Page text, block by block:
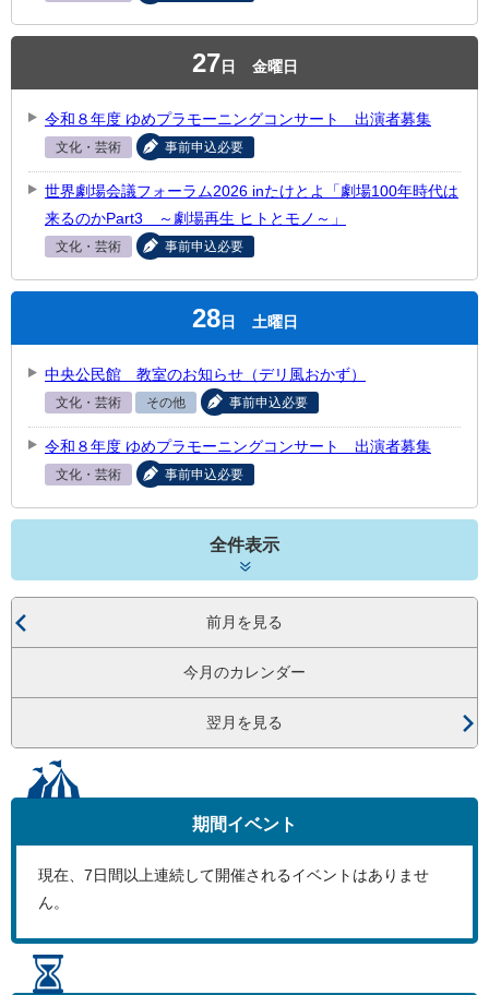
27 日 金曜日
令和８年度 ゆめプラモーニングコンサート 出演者募集
文化・芸術 事前申込必要
世界劇場会議フォーラム2026 inたけとよ「劇場100年時代は
来るのかPart3 ～劇場再生 ヒトとモノ～」
文化・芸術 事前申込必要
28日 土曜日
中央公民館 教室のお知らせ（デリ風おかず）
文化・芸術 その他 事前申込必要
令和８年度 ゆめプラモーニングコンサート 出演者募集
文化・芸術 事前申込必要
全件表示
前月を見る
今月のカレンダー
翌月を見る
期間イベント
現在、 7日間以上連続して開催されるイベントはありませ
ん。